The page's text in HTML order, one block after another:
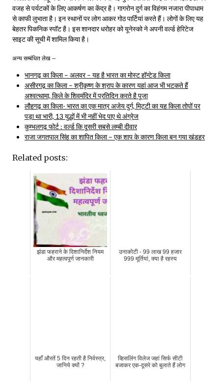
वजह से पर्यटकों के लिए आकर्षण का केंद्र है। गागरोन दुर्ग का विहंगम नजारा पीपाधाम
से काफी लुभाता है। इन स्थानों पर लोग आकर गोठ पार्टियां करते हैं। लोगों के लिए यह
बेहतर पिकनिक स्पॉट है। इस शानदार धरोहर को यूनेस्को ने अपनी वर्ल्ड हेरिटेज
साइट की सूची में शामिल किया है।
अन्य सम्बंधित लेख –
भानगढ़ का किला – अलवर – यह है भारत का मोस्ट हॉन्टेड किला
असीरगढ़ का किला – श्रीकृष्ण के श्राप के कारण यहां आज भी भटकते हैं
अश्वत्थामा, किले के शिवमंदिर में प्रतिदिन करते है पूजा
लौहगढ़ का किला- भारत का एक मात्र अजेय दुर्ग, मिट्टी का यह किला तोपों पर
पड़ा था भारी, 13 युद्धों में भी नहीं भेद पाए थे अंग्रेज
कुम्भलगढ़ फोर्ट : वर्ल्ड कि दूसरी सबसे लम्बी दीवार
राजा जगतपाल सिंह का शापित किला – एक शाप के कारण किला बन गया खंडहर
Related posts:
झंडा फहराने के दिशानिर्देश नियम
और महत्वपूर्ण जानकारी
उनाकोटी - 99 लाख 99 हजार
999 मूर्तियां, क्या है रहस्य
यहाँ औरतें 5 दिन रहती है निर्वस्त्र,
जानिये क्यों ?
व्हिसलिंग विलेज जहां सिर्फ सीटी
बजाकर एक-दूसरे को बुलाते हैं लोग